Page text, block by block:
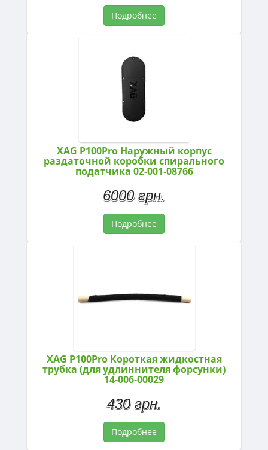
Подробнее
XAG P100Pro Наружный корпус
раздаточной коробки спирального
податчика 02-001-08766
6000 грн.
Подробнее
XAG P100Pro Короткая жидкостная
трубка (для удлиннителя форсунки)
14-006-00029
430 грн.
Подробнее